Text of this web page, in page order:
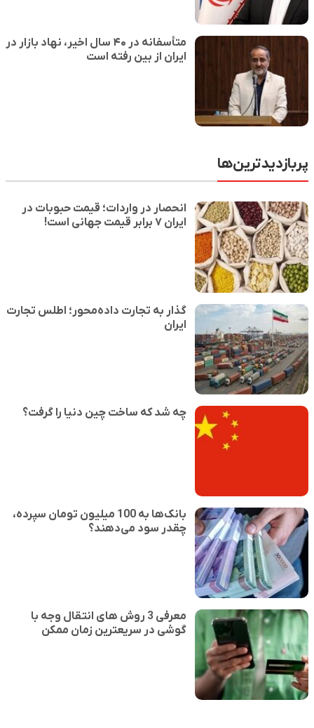
متأسفانه در ۴۰ سال اخیر، نهاد بازار در
ایران از بین رفته است
انحصار در واردات؛ قیمت حبوبات در
ایران ۷ برابر قیمت جهانی است!
گذار به تجارت داده‌محور؛ اطلس تجارت
ایران
چه شد که ساخت چین دنیا را گرفت؟
بانک‌ها به 100 میلیون تومان سپرده،
چقدر سود می‌دهند؟
معرفی 3 روش های انتقال وجه با
گوشی در سریعترین زمان ممکن